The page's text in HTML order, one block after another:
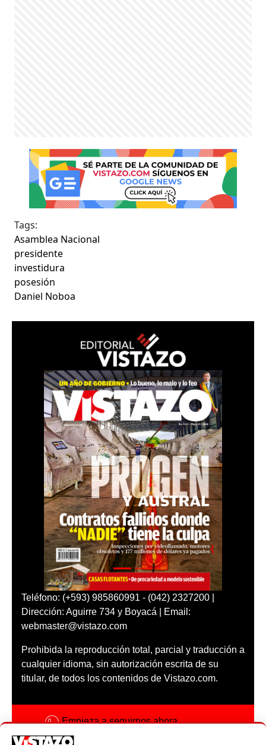
Tags:
Asamblea Nacional
presidente
investidura
posesión
Daniel Noboa
Teléfono: (+593) 985860991 - (042) 2327200 |
Dirección: Aguirre 734 y Boyacá | Email:
webmaster@vistazo.com
Prohibida la reproducción total, parcial y traducción a
cualquier idioma, sin autorización escrita de su
titular, de todos los contenidos de Vistazo.com.
Empieza a seguirnos ahora